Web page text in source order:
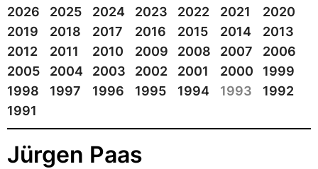
2026
2025 2024 2023 2022 2021
2020
2019
2018 2017 2016 2015 2014
2013
2012
2011 2010 2009 2008 2007
2006
2005
2004 2003 2002 2001 2000
1999
1998
1997 1996 1995 1994 1993
1992
1991
Jürgen Paas